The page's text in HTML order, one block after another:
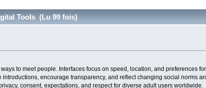
Tools (Lu 99 fois)
to meet people. Interfaces focus on speed, location, and preferences
encourage transparency, and reflect changing social norms
consent, expectations, and respect for diverse adult users worldwide.